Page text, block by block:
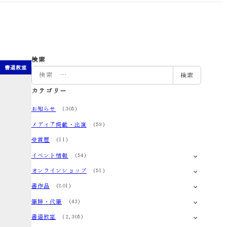
書道教室
検索
索
検索
カテゴリー
お知らせ (305)
メディア掲載・出演 (59)
受賞歴 (11)
イベント情報 (54)
オンラインショップ (51)
書作品 (801)
筆耕・代筆 (43)
書道教室 (2,305)